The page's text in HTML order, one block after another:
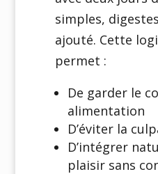
simples,
ajouté. Cette
permet :
De garder le
alimentation
D’éviter la
D’intégrer
plaisir sans